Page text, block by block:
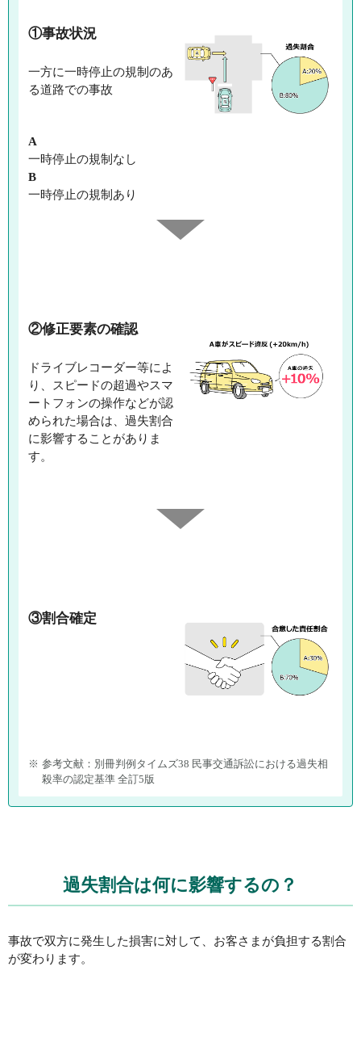
①事故状況
一方に一時停止の規制のあ
る道路での事故
A
一時停止の規制なし
B
一時停止の規制あり
②修正要素の確認
ドライブレコーダー等によ
り、スピードの超過やスマ
ートフォンの操作などが認
められた場合は、過失割合
に影響することがありま
す。
③割合確定
※ 参考文献：別冊判例タイムズ38 民事交通訴訟における過失相
殺率の認定基準 全訂5版
過失割合は何に影響するの？
事故で双方に発生した損害に対して、 お客さまが負担する割合
が変わります。